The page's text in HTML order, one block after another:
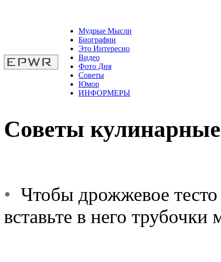
Мудрые Мысли
Биографии
Это Интересно
Видео
Фото Дня
Советы
Юмор
ИНФОРМЕРЫ
Советы кулинарные
• Чтобы дрожжевое
вставьте в него трубочки